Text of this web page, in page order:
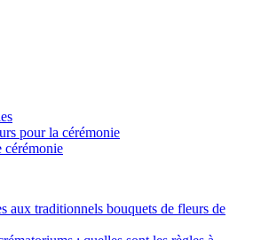
pour la cérémonie
cérémonie
aux traditionnels bouquets de fleurs de